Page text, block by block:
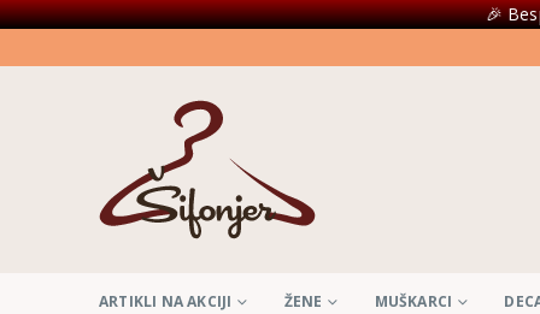
🎉
ARTIKLI NA AKCIJI ŽENE MUŠKARCI